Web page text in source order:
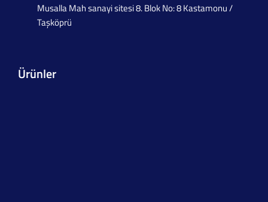
Musalla Mah sanayi sitesi 8. Blok No: 8 Kastamonu /
Taşköprü
Ürünler